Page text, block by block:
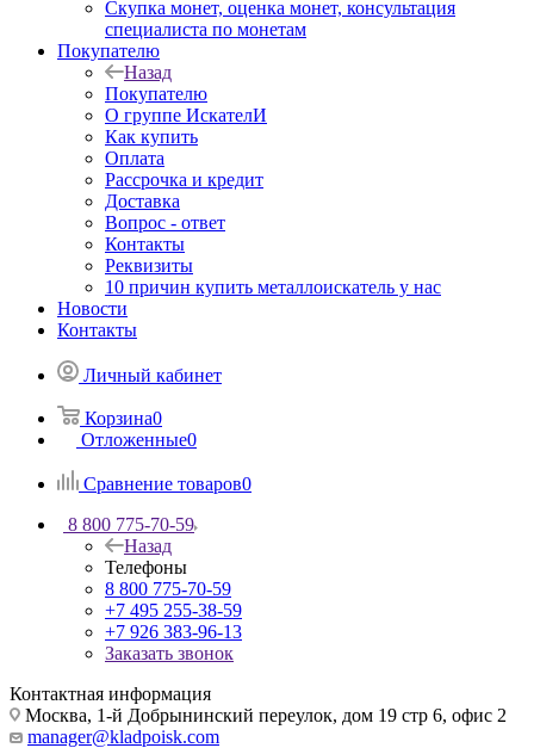
Скупка монет, оценка монет, консультация
специалиста по монетам
Покупателю
Назад
Покупателю
О группе ИскателИ
Как купить
Оплата
Рассрочка и кредит
Доставка
Вопрос - ответ
Контакты
Реквизиты
10 причин купить металлоискатель у нас
Новости
Контакты
Личный кабинет
Корзина0
Отложенные0
Сравнение товаров0
8 800 775-70-59
Назад
Телефоны
8 800 775-70-59
+7 495 255-38-59
+7 926 383-96-13
Заказать звонок
Контактная информация
Москва, 1-й Добрынинский переулок, дом 19 стр 6, офис 2
manager@kladpoisk.com